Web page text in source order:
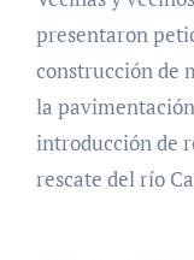
presentaron
construcción de
la
introducción de
rescate del río